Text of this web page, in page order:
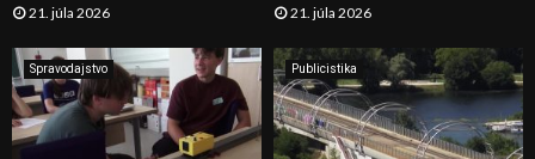
A
N
21. júla 2026 21. júla 2026
Spravodajstvo Publicistika